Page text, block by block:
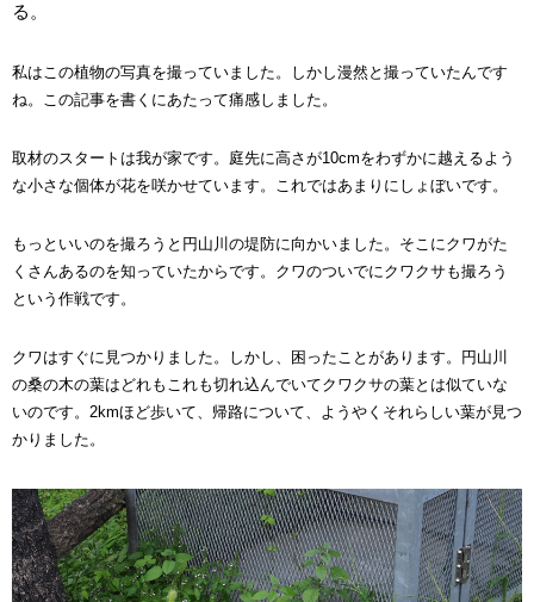
る。
私はこの植物の写真を撮っていました。しかし漫然と撮っていたんです
ね。この記事を書くにあたって痛感しました。
取材のスタートは我が家です。庭先に高さが10cmをわずかに越えるよう
な小さな個体が花を咲かせています。これではあまりにしょぼいです。
もっといいのを撮ろうと円山川の堤防に向かいました。そこにクワがた
くさんあるのを知っていたからです。クワのついでにクワクサも撮ろう
という作戦です。
クワはすぐに見つかりました。しかし、困ったことがあります。円山川
の桑の木の葉はどれもこれも切れ込んでいてクワクサの葉とは似ていな
いのです。2kmほど歩いて、帰路について、ようやくそれらしい葉が見つ
かりました。